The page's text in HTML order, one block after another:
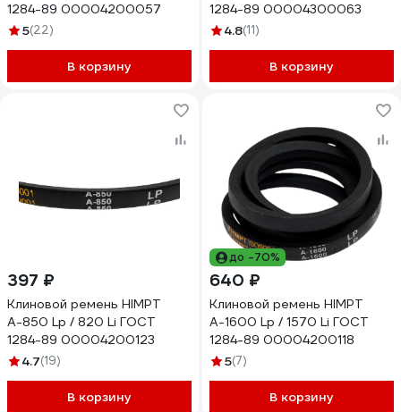
1284-89 00004200057
5(22)
В корзину
1284-89 00004300063
4.8(11)
В корзину
397 ₽
Клиновой ремень HIMPT
А-850 Lp / 820 Li ГОСТ
1284-89 00004200123
4.7(19)
В корзину
до -70%
640 ₽
Клиновой ремень HIMPT
А-1600 Lp / 1570 Li ГОСТ
1284-89 00004200118
5(7)
В корзину